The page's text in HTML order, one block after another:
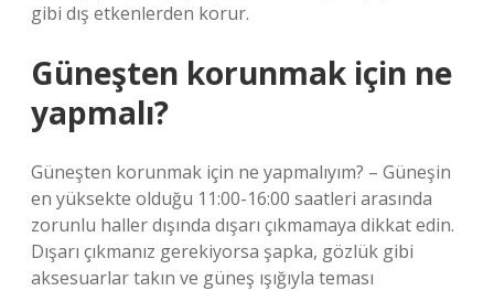
gibi dış etkenlerden korur.
Güneşten korunmak için ne
yapmalı?
Güneşten korunmak için ne yapmalıyım? – Güneşin
en yüksekte olduğu 11:00-16:00 saatleri arasında
zorunlu haller dışında dışarı çıkmamaya dikkat edin.
Dışarı çıkmanız gerekiyorsa şapka, gözlük gibi
aksesuarlar takın ve güneş ışığıyla teması